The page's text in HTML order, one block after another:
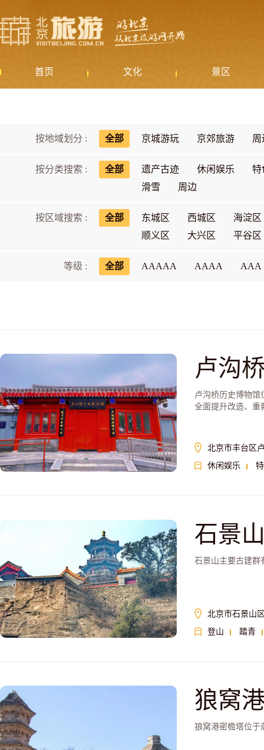
首页 文化 景区
按地域划分 : 全部 京城游玩 京郊旅游 周
按分类搜索 : 全部 遗产古迹 休闲娱乐
特
滑雪
周边
按区域搜索 : 全部 东城区 西城区
海淀区
顺义区
大兴区 平谷区
等级 : 全部 AAAAA AAAA AAA
卢沟
卢沟桥历史博物馆
全面提升改造、重
北京市丰台区
休闲娱乐
石景
石景山主要古建群
北京市石景山
登山
踏青
狼窝
狼窝港密檐塔位于